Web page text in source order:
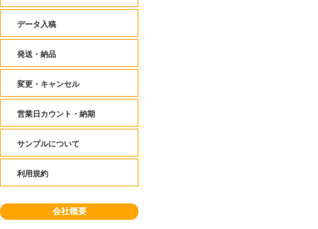
データ入稿
発送・納品
変更・キャンセル
営業日カウント・納期
サンプルについて
利用規約
会社概要